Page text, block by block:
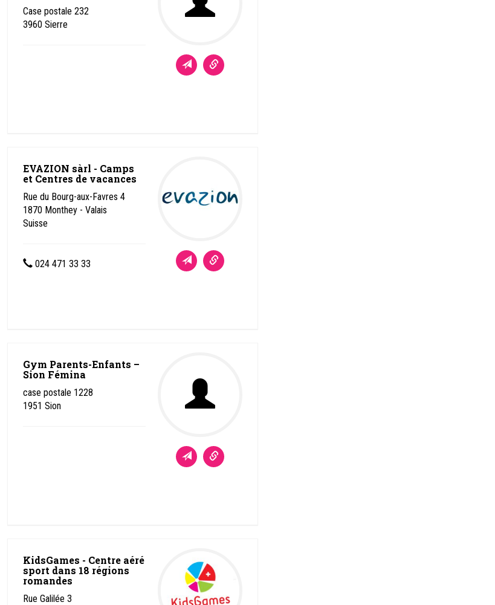
Case postale 232
3960 Sierre
EVAZION sàrl - Camps
et Centres de vacances
Rue du Bourg-aux-Favres 4
1870 Monthey - Valais
Suisse
024 471 33 33
Gym Parents-Enfants –
Sion Fémina
case postale 1228
1951 Sion
KidsGames - Centre aéré
sport dans 18 régions
romandes
Rue Galilée 3